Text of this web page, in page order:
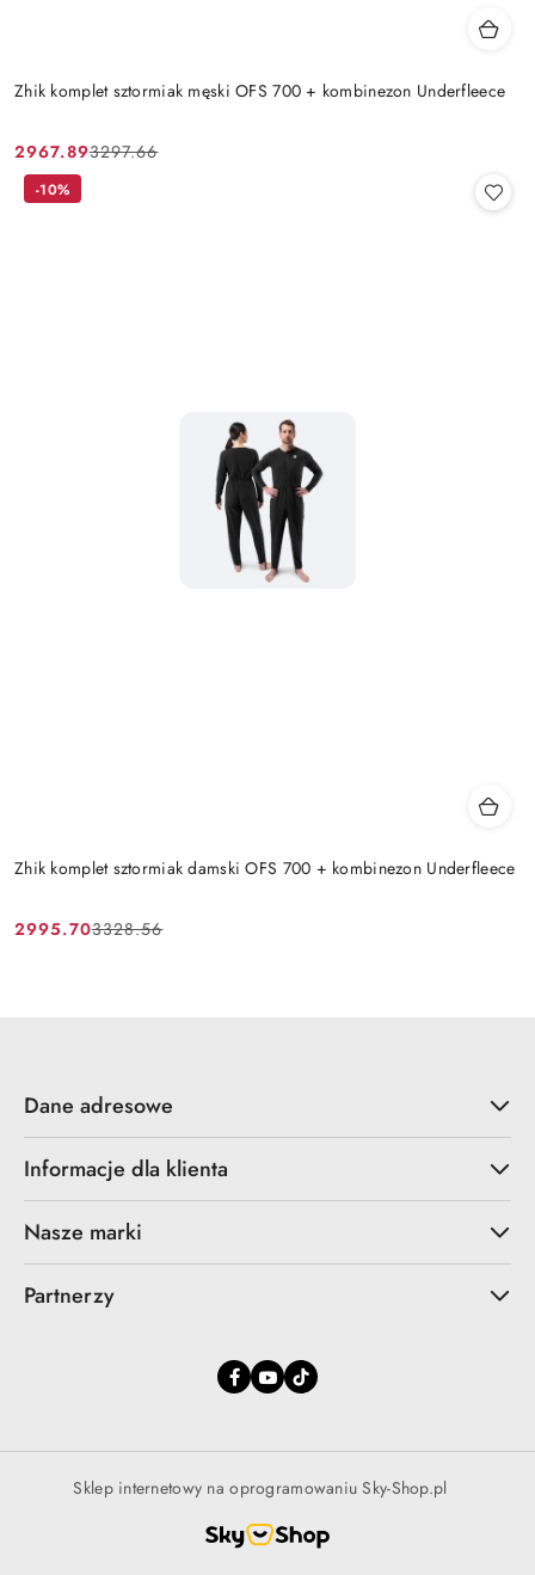
Zhik komplet sztormiak męski OFS 700 + kombinezon Underfleece
Cena
promocyjna:
2967.89
Cena
przed
3297.66
Zhik komplet sztormiak damski OFS 700 + kombinezon Underfleece
Cena
2995.70
Cena
3328.56
-10%
Dane adresowe
Informacje dla klienta
Nasze marki
Partnerzy
Sklep internetowy na oprogramowaniu Sky-Shop.pl